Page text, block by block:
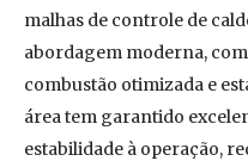
malhas de controle de
abordagem moderna,
combustão otimizada e
área tem garantido
estabilidade à operação,